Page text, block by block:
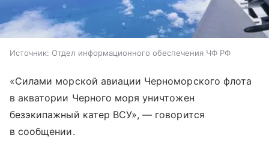
Источник: Отдел информационного обеспечения ЧФ РФ
«Силами морской авиации Черноморского флота
в акватории Черного моря уничтожен
безэкипажный катер ВСУ», — говорится
в сообщении.